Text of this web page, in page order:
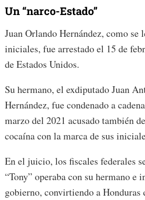
Un “narco-Estado”
Juan Orlando Hernández, como se
iniciales, fue arrestado el 15 de
de Estados Unidos.
Su hermano, el exdiputado Juan
Hernández, fue condenado a
marzo del 2021 acusado también
cocaína con la marca de sus
En el juicio, los fiscales federales
“Tony” operaba con su hermano e
gobierno, convirtiendo a Honduras